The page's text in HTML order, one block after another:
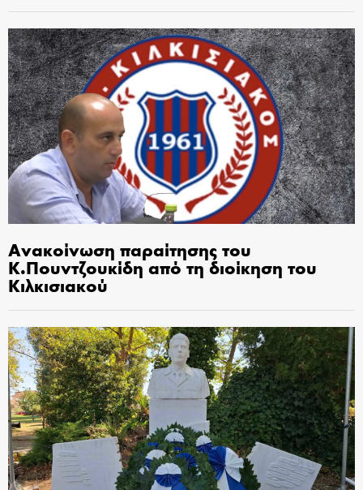
Ανακοίνωση παραίτησης του
Κ.Πουντζουκίδη από τη διοίκηση του
Κιλκισιακού